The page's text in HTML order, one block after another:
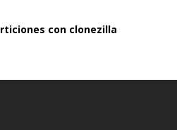
con clonezilla